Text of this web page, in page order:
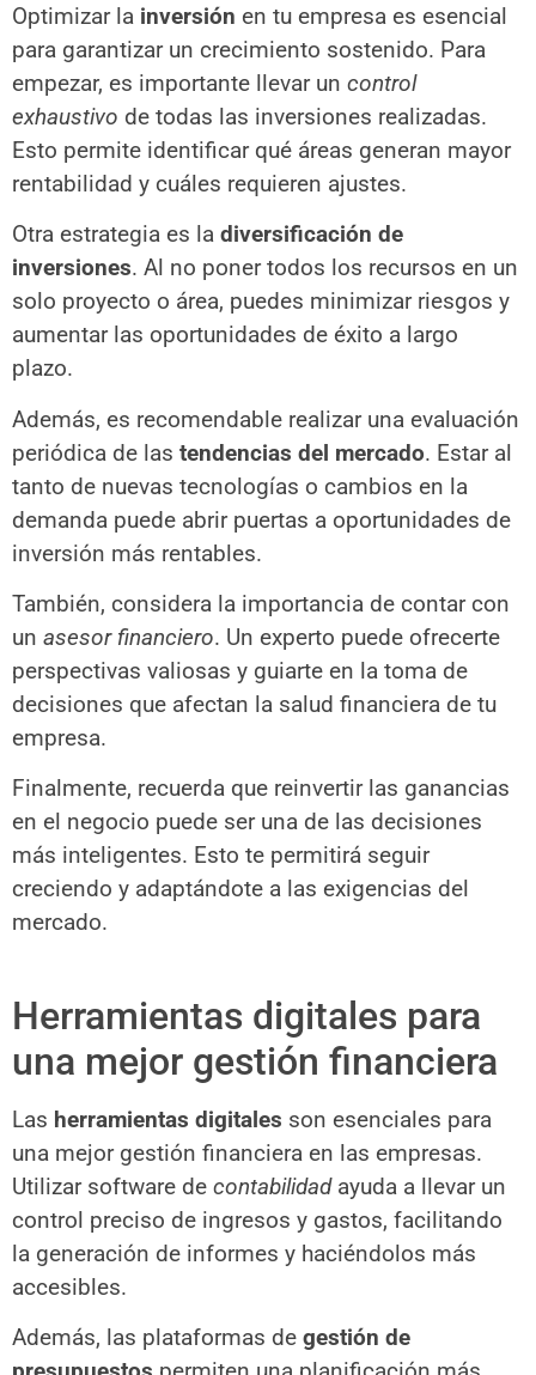
Optimizar la inversión en tu empresa es esencial
para garantizar un crecimiento sostenido. Para
empezar, es importante llevar un control
exhaustivo de todas las inversiones realizadas.
Esto permite identificar qué áreas generan mayor
rentabilidad y cuáles requieren ajustes.
Otra estrategia es la diversificación de
inversiones. Al no poner todos los recursos en un
solo proyecto o área, puedes minimizar riesgos y
aumentar las oportunidades de éxito a largo
plazo.
Además, es recomendable realizar una evaluación
periódica de las tendencias del mercado. Estar al
tanto de nuevas tecnologías o cambios en la
demanda puede abrir puertas a oportunidades de
inversión más rentables.
También, considera la importancia de contar con
un asesor financiero. Un experto puede ofrecerte
perspectivas valiosas y guiarte en la toma de
decisiones que afectan la salud financiera de tu
empresa.
Finalmente, recuerda que reinvertir las ganancias
en el negocio puede ser una de las decisiones
más inteligentes. Esto te permitirá seguir
creciendo y adaptándote a las exigencias del
mercado.
Herramientas digitales para
una mejor gestión financiera
Las herramientas digitales son esenciales para
una mejor gestión financiera en las empresas.
Utilizar software de contabilidadayuda a llevar un
control preciso de ingresos y gastos, facilitando
la generación de informes y haciéndolos más
accesibles.
Además, las plataformas de gestión de